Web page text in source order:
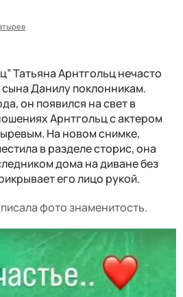
Татьяна Арнтгольц нечасто
Данилу поклонникам.
он появился на свет в
Арнтгольц с актером
На новом снимке,
в разделе сторис, она
дома на диване без
его лицо рукой.
фото знаменитость.